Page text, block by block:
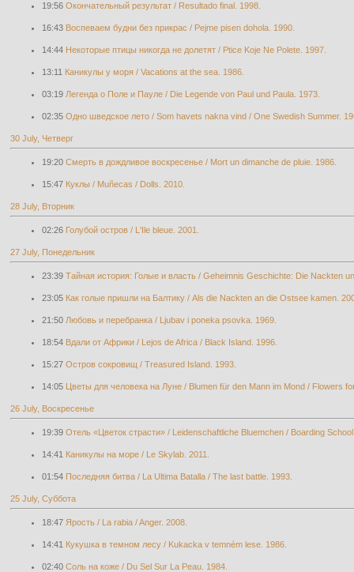
19:56 Окончательный результат / Resultado final. 1998.
16:43 Воспеваем будни без прикрас / Pejme pisen dohola. 1990.
14:44 Некоторые птицы никогда не долетят / Ptice Koje Ne Polete. 1997.
13:11 Каникулы у моря / Vacations at the sea. 1986.
03:19 Легенда о Поле и Пауле / Die Legende von Paul und Paula. 1973.
02:35 Одно шведское лето / Som havets nakna vind / One Swedish Summer.
30 July, Четверг
19:20 Смерть в дождливое воскресенье / Mort un dimanche de pluie. 1986.
15:47 Куклы / Muñecas / Dolls. 2010.
28 July, Вторник
02:26 Голубой остров / L'Ile bleue. 2001.
27 July, Понедельник
23:39 Тайная история: Голые и власть / Geheimnis Geschichte: Die Nackten
23:05 Как голые пришли на Балтику / Als die Nackten an die Ostsee kamen.
21:50 Любовь и перебранка / Ljubav i poneka psovka. 1969.
18:54 Вдали от Африки / Lejos de Africa / Black Island. 1996.
15:27 Остров сокровищ / Treasured Island. 1993.
14:05 Цветы для человека на Луне / Blumen für den Mann im Mond / Flowers
26 July, Воскресенье
19:39 Отель «Цветок страсти» / Leidenschaftliche Bluemchen / Boarding
14:41 Каникулы на море / Le Skylab. 2011.
01:54 Последняя битва / La Ultima Batalla / The last battle. 1993.
25 July, Суббота
18:47 Ярость / La rabia / Anger. 2008.
14:41 Кукушка в темном лесу / Kukacka v temném lese. 1986.
02:40 Соль на коже / Du Sel Sur La Peau. 1984.